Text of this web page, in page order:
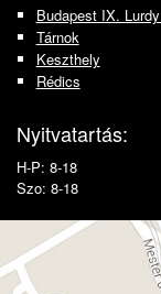
Budapest IX.
Tárnok
Keszthely
Rédics
Nyitvatartás:
H-P: 8-18
Szo: 8-18